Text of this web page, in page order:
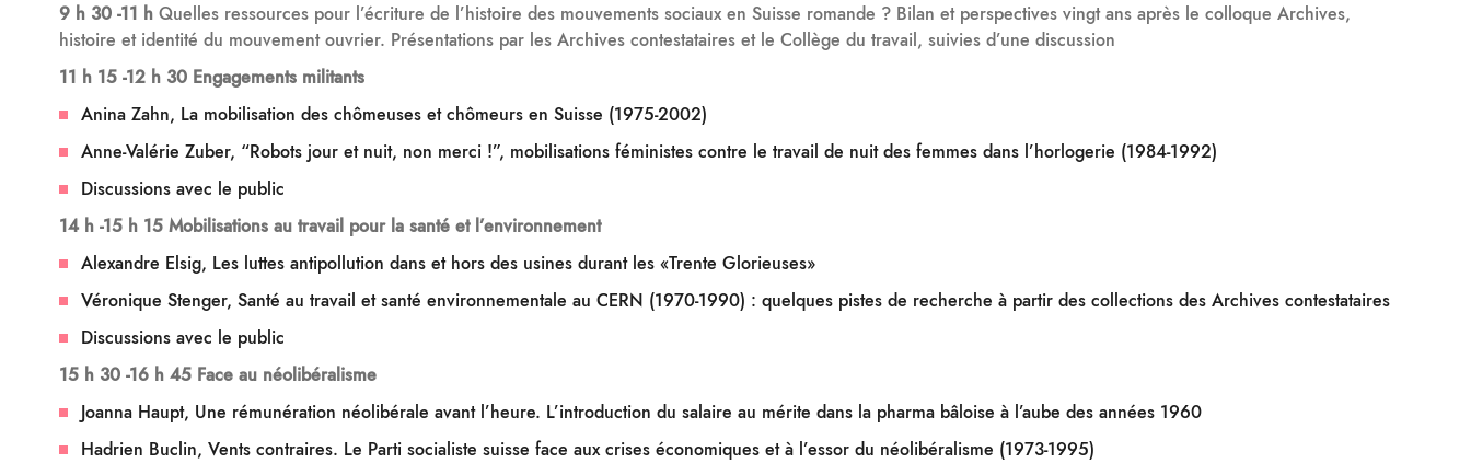
9 h 30 -11 h Quelles ressources pour l’écriture de l’histoire des mouvements sociaux en Suisse romande ? Bilan et perspectives vingt ans après le colloque Archives,
histoire et identité du mouvement ouvrier. Présentations par les Archives contestataires et le Collège du travail, suivies d’une discussion
11 h 15 -12 h 30 Engagements militants
Anina Zahn, La mobilisation des chômeuses et chômeurs en Suisse (1975-2002)
Anne-Valérie Zuber, “Robots jour et nuit, non merci !”, mobilisations féministes contre le travail de nuit des femmes dans l’horlogerie (1984-1992)
Discussions avec le public
14 h -15 h 15 Mobilisations au travail pour la santé et l’environnement
Alexandre Elsig, Les luttes antipollution dans et hors des usines durant les «Trente Glorieuses»
Véronique Stenger, Santé au travail et santé environnementale au CERN (1970-1990) : quelques pistes de recherche à partir des collections des Archives contestataires
Discussions avec le public
15 h 30 -16 h 45 Face au néolibéralisme
Joanna Haupt, Une rémunération néolibérale avant l’heure. L’introduction du salaire au mérite dans la pharma bâloise à l’aube des années 1960
Hadrien Buclin, Vents contraires. Le Parti socialiste suisse face aux crises économiques et à l’essor du néolibéralisme (1973-1995)